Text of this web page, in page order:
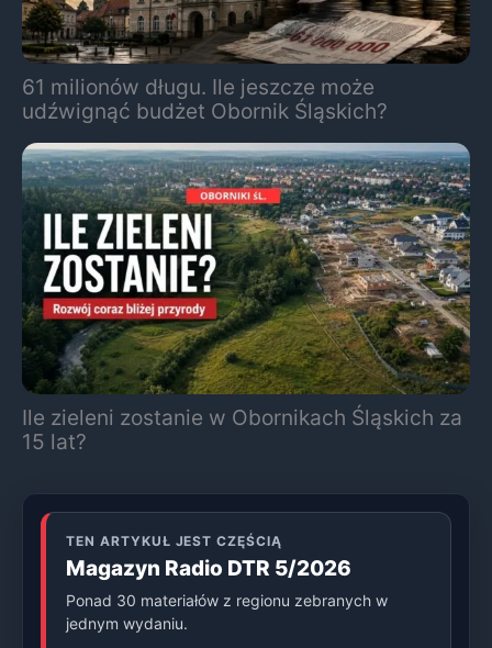
61 milionów długu. Ile jeszcze może
udźwignąć budżet Obornik Śląskich?
Ile zieleni zostanie w Obornikach Śląskich za
15 lat?
TEN ARTYKUŁ JEST CZĘŚCIĄ
Magazyn Radio DTR 5/2026
Ponad 30 materiałów z regionu zebranych w
jednym wydaniu.